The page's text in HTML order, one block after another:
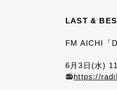
LAST &
FM AICHI「
6月3日(水)
📻https://